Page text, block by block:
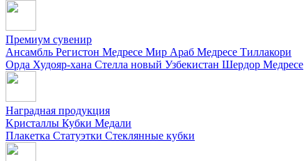
Премиум сувенир
Ансамбль Регистон Медресе Мир Араб Медресе Тиллакори
Орда Худояр-хана Стелла новый Узбекистан Шердор Медресе
Наградная продукция
Kристаллы Кубки Медали
Плакетка Статуэтки Стеклянные кубки